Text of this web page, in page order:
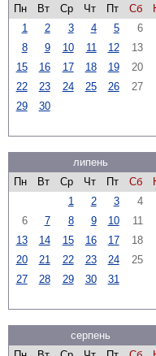
Пн
Вт Ср Чт Пт Сб
1
2 3 4 5 6
8
9 10 11 12 13
15
16 17 18 19 20
22
23 24 25 26 27
29
30
липень
Пн
Вт Ср Чт Пт Сб
1
2 3 4
6
7 8 9 10 11
13
14 15 16 17 18
20
21 22 23 24 25
27
28 29 30 31
серпень